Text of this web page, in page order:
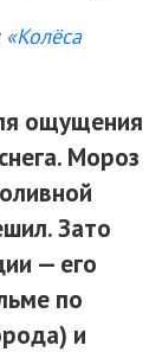
«Колёса
ощущения
Мороз
Зато
— его
по
и